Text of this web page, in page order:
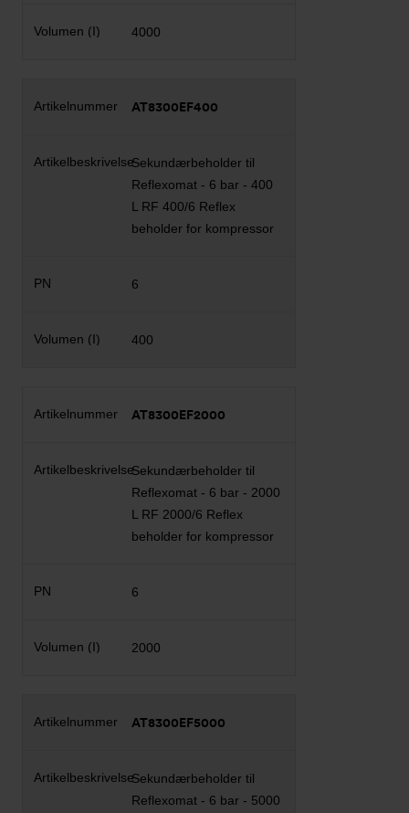
4000
AT8300EF400
Sekundærbeholder til
Reflexomat - 6 bar - 400
L RF 400/6 Reflex
beholder for kompressor
6
400
AT8300EF2000
Sekundærbeholder til
Reflexomat - 6 bar - 2000
L RF 2000/6 Reflex
beholder for kompressor
6
2000
AT8300EF5000
Sekundærbeholder til
Reflexomat - 6 bar - 5000